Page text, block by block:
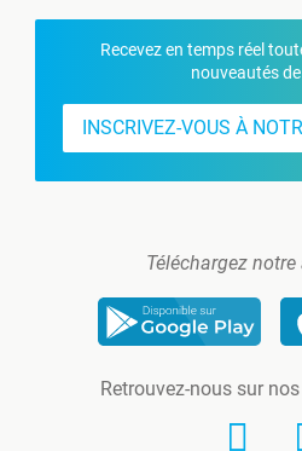
Recevez en temps réel
nouveautés
INSCRIVEZ-VOUS À
Téléchargez
Retrouvez-nous sur